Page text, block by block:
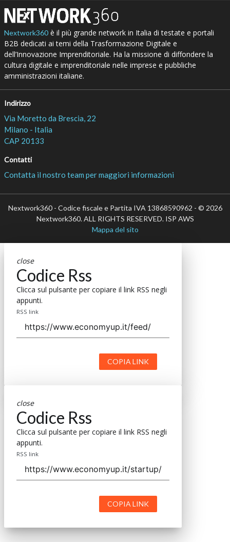
Nextwork360è il più grande network in Italia di testate e portali
B2B dedicati ai temi della Trasformazione Digitale e
dell’Innovazione Imprenditoriale. Ha la missione di diffondere la
cultura digitale e imprenditoriale nelle imprese e pubbliche
amministrazioni italiane.
Indirizzo
Via Moretto da Brescia, 22
Milano - Italia
CAP 20133
Contatti
Contatta il nostro team per maggiori informazioni
Nextwork360 - Codice fiscale e Partita IVA 13868590962 - © 2026
Nextwork360. ALL RIGHTS RESERVED. ISP AWS
Mappa del sito
close
Codice Rss
Clicca sul pulsante per copiare il link RSS negli
appunti.
RSS link
COPIA LINK
close
Codice Rss
Clicca sul pulsante per copiare il link RSS negli
appunti.
RSS link
COPIA LINK